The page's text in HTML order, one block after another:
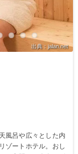
出典：jalan.net
風呂や広々とした内
ゾートホテル。おし